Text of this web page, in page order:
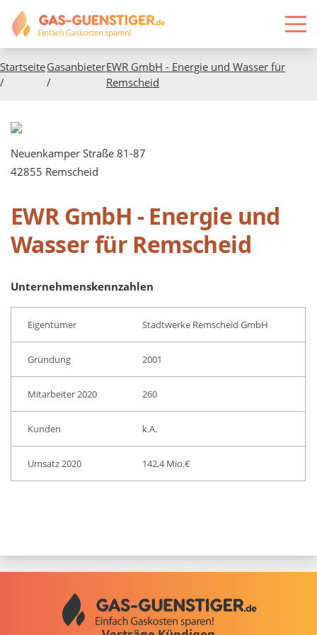
Startseite
/
Gasanbieter
/
EWR GmbH - Energie und Wasser für
Remscheid
EWR GmbH - Energie und
Wasser für Remscheid
Unternehmenskennzahlen
Eigentümer Stadtwerke Remscheid GmbH
Gründung 2001
Mitarbeiter 2020 260
Kunden k.A.
Umsatz 2020 142,4 Mio.€
Neuenkamper Straße 81-87
42855 Remscheid